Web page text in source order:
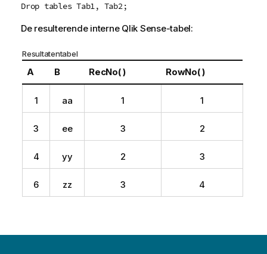
Drop tables Tab1, Tab2;
De resulterende interne Qlik Sense-tabel:
Resultatentabel
A B RecNo( ) RowNo( )
1 aa 1 1
3 ee 3 2
4 yy 2 3
6 zz 3 4